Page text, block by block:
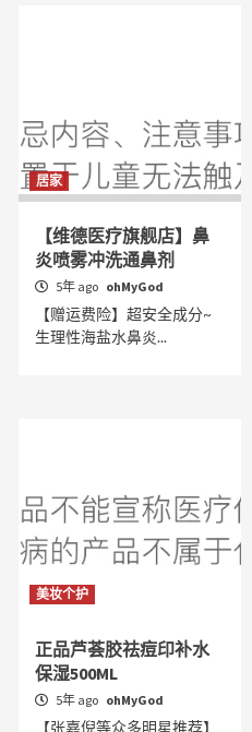
居家
【维德医疗旗舰店】鼻
炎喷雾冲洗通鼻剂
5年 ago ohMyGod
【赠运费险】超安全成分~
生理性海盐水鼻炎...
美妆个护
正品芦荟胶祛痘印补水
保湿500ML
5年 ago ohMyGod
【张嘉倪等众多明星推荐】